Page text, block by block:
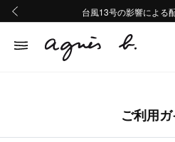
熊本地域地震の影響によ
Summer Sale
台風13号の影響による
熊本地域地震の影響によ
Summer Sale
ご利用